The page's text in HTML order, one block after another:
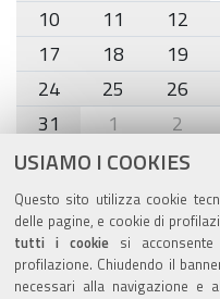
USIAMO I COOKIES
Questo sito utilizza cookie
delle pagine, e cookie di
tutti i cookiesi acconsente
profilazione. Chiudendo il
necessari alla navigazione e
10
11 12
17
18 19
24
25 26
31
1 2
Agenda eventi
torna alla sezione